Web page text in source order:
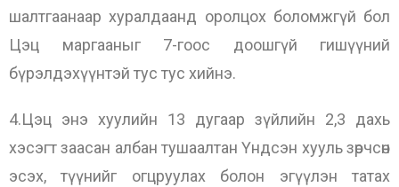
шалтгаанаар хуралдаанд оролцох боломжгүй бол
Цэц маргааныг 7-гоос доошгүй гишүүний
бүрэлдэхүүнтэй тус тус хийнэ.
4.Цэц энэ хуулийн 13 дугаар зүйлийн 2,3 дахь
хэсэгт заасан албан тушаалтан Үндсэн хууль зөрчсөн
эсэх, түүнийг огцруулах болон эгүүлэн татах